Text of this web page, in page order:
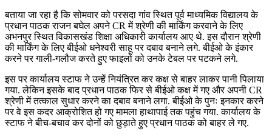
बताया जा रहा है कि सोमवार को परसदा गांव स्थित पूर्व माध्यमिक विद्यालय के
प्रधान पाठक राजन बघेल अपने CR में श्रेणी की मार्किंग करवाने के लिए
अभनपुर स्थित विकासखंड शिक्षा अधिकारी कार्यालय आए थे. इस दौरान श्रेणी
की मार्किंग के लिए बीईओ धनेश्वरी साहू पर दबाव बनाने लगे. बीईओ के इंकार
करने पर गाली-गलौज करते हुए फाइलों को उनके टेबल पर पटकने लगे.
इस पर कार्यालय स्टाफ ने उन्हें नियंत्रित कर कक्ष से बाहर लाकर पानी पिलाया
गया. लेकिन इसके बाद प्रधान पाठक फिर से बीईओ कक्ष में गए और अपनी CR
श्रेणी में तत्काल सुधार करने का दबाव बनाने लगा. बीईओ के पुनः इनकार करने
पर वे इस कदर आक्रोशित हो गए मामला हाथापाई तक पहुंच गया. कार्यालय के
स्टाफ ने बीच-बचाव कर दोनों को छुड़ाते हुए प्रधान पाठक को बाहर ले गए.